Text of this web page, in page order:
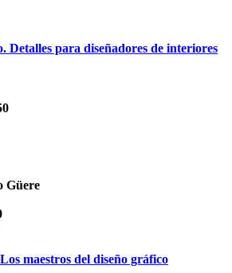
Detalles para diseñadores de interiores
Güere
maestros del diseño gráfico